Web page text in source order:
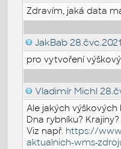
Zdravím, jaká data
JakBab
pro vytvoření
Vladimír Michl
Ale jakých výškových
Dna rybníku?
Viz např. https://
aktualnich-wms-